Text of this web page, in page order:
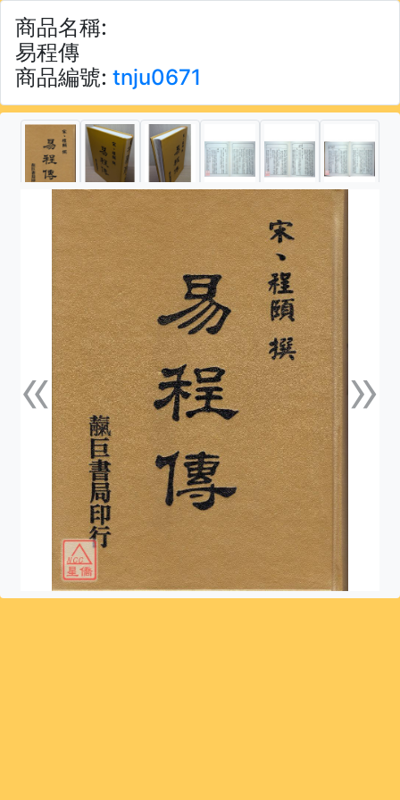
商品名稱:
易程傳
商品編號: tnju0671
«
上一張 »下一